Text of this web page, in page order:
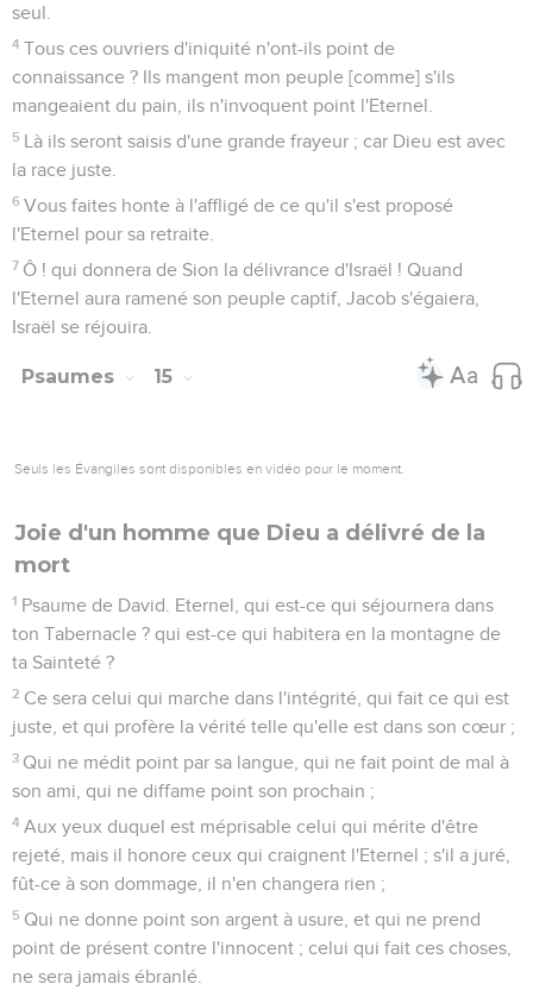
seul.
4 Tous ces ouvriers d'iniquité n'ont-ils point de
connaissance ? Ils mangent mon peuple [comme] s'ils
mangeaient du pain, ils n'invoquent point l'Eternel.
5 Là ils seront saisis d'une grande frayeur ; car Dieu est avec
la race juste.
6 Vous faites honte à l'affligé de ce qu'il s'est proposé
l'Eternel pour sa retraite.
7 Ô ! qui donnera de Sion la délivrance d'Israël ! Quand
l'Eternel aura ramené son peuple captif, Jacob s'égaiera,
Israël se réjouira.
Psaumes 15
Seuls les Évangiles sont disponibles en vidéo pour le moment.
Joie d'un homme que Dieu a délivré de la
mort
1 Psaume de David. Eternel, qui est-ce qui séjournera dans
ton Tabernacle ? qui est-ce qui habitera en la montagne de
ta Sainteté ?
2 Ce sera celui qui marche dans l'intégrité, qui fait ce qui est
juste, et qui profère la vérité telle qu'elle est dans son cœur ;
3 Qui ne médit point par sa langue, qui ne fait point de mal à
son ami, qui ne diffame point son prochain ;
4 Aux yeux duquel est méprisable celui qui mérite d'être
rejeté, mais il honore ceux qui craignent l'Eternel ; s'il a juré,
fût-ce à son dommage, il n'en changera rien ;
5 Qui ne donne point son argent à usure, et qui ne prend
point de présent contre l'innocent ; celui qui fait ces choses,
ne sera jamais ébranlé.